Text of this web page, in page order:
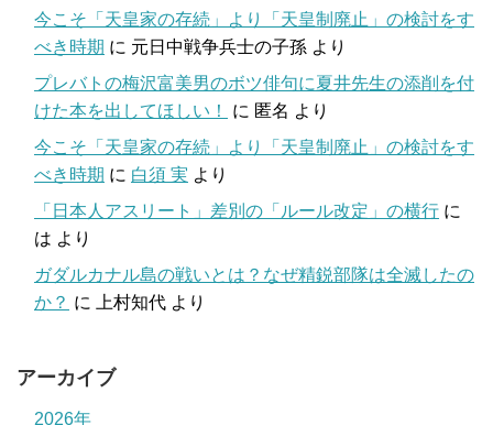
今こそ「天皇家の存続」より「天皇制廃止」の検討をす
べき時期 に 元日中戦争兵士の子孫 より
プレバトの梅沢富美男のボツ俳句に夏井先生の添削を付
けた本を出してほしい！
に 匿名 より
今こそ「天皇家の存続」より「天皇制廃止」の検討をす
べき時期 に 白須 実 より
「日本人アスリート」差別の「ルール改定」の横行 に
は より
ガダルカナル島の戦いとは？なぜ精鋭部隊は全滅したの
か？ に 上村知代 より
アーカイブ
2026年